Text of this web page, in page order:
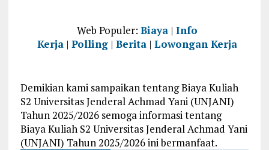
Web Populer:Biaya |Info
Kerja |Polling |Berita |Lowongan Kerja
Demikian kami sampaikan tentang Biaya Kuliah
S2 Universitas Jenderal Achmad Yani (UNJANI)
Tahun 2025/2026 semoga informasi tentang
Biaya Kuliah S2 Universitas Jenderal Achmad Yani
(UNJANI) Tahun 2025/2026 ini bermanfaat.